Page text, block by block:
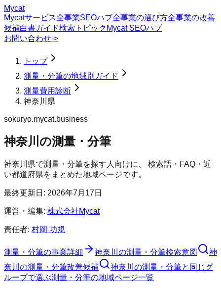
Mycat
Mycatサービス全事業SEOハブ全事業の選び方全事業の改善
候補白書ガイド検索トピック Mycat SEOハブ
お問い合わせ->
トップ
測量・分筆の地域別ガイド
測量費用診断
神奈川県
sokuryo.mycat.business
神奈川の測量・分筆
神奈川県で測量・分筆を探す人向けに、 検索語・FAQ・近
い都道府県をまとめた地域ページです。
最終更新日: 2026年7月17日
運営・編集: 株式会社Mycat
責任者: 村岡 功規
測量・分筆の事業詳細 神奈川の測量・分筆検索意図
神
奈川の測量・分筆改善候補
神奈川の測量・分筆と同じグ
ループで選ぶ測量・分筆の地域ページ一覧